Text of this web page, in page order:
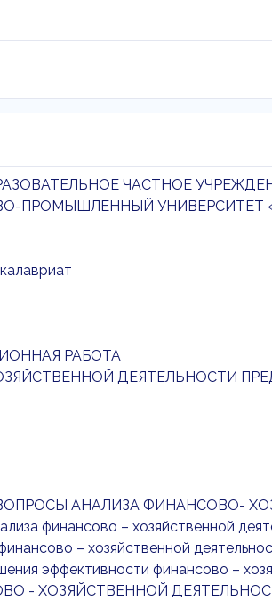
ЧАСТНОЕ
ПРОМЫШЛЕННЫЙ УНИВЕРСИТЕТ
РАБОТА
ДЕЯТЕЛЬНОСТИ
АНАЛИЗА ФИНАНСОВО-
финансово – хозяйственной
– хозяйственной
эффективности финансово –
- ХОЗЯЙСТВЕННОЙ